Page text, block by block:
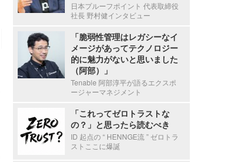
日本プルーフポイント 代表取締役
社長 野村健インタビュー
「脆弱性管理はレガシーなイ
メージがあってテクノロジー
的に魅力がないと思いました
（阿部）」
Tenable 阿部淳平が語るエクスポ
ージャーマネジメント
「これってゼロトラストな
の？」と思ったら読むべき
ID 起点の “ HENNGE流 ” ゼロトラ
ストここに爆誕